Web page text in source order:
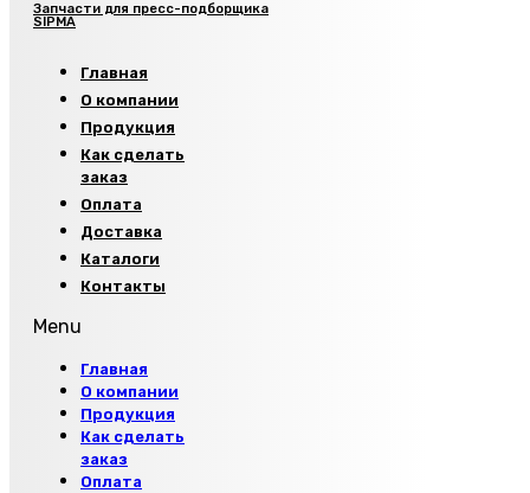
Запчасти для пресс-подборщика
SIPMA
Главная
О компании
Продукция
Как сделать
заказ
Оплата
Доставка
Каталоги
Контакты
Menu
Главная
О компании
Продукция
Как сделать
заказ
Оплата